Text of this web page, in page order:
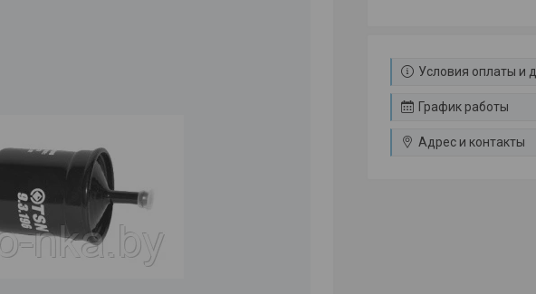
Условия оплаты и
График работы
Адрес и контакты